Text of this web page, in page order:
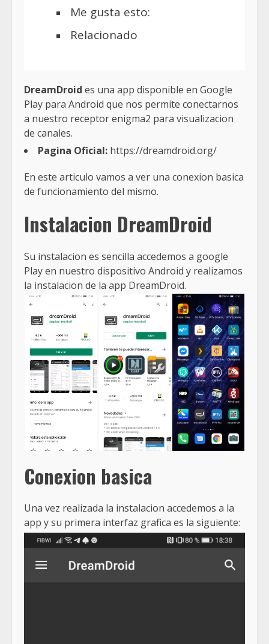
Me gusta esto:
Relacionado
DreamDroid es una app disponible en Google
Play para Android que nos permite conectarnos
a nuestro receptor enigma2 para visualizacion
de canales.
Pagina Oficial: https://dreamdroid.org/
En este articulo vamos a ver una conexion basica
de funcionamiento del mismo.
Instalacion DreamDroid
Su instalacion es sencilla accedemos a google
Play en nuestro dispositivo Android y realizamos
la instalacion de la app DreamDroid.
Conexion basica
Una vez realizada la instalacion accedemos a la
app y su primera interfaz grafica es la siguiente: